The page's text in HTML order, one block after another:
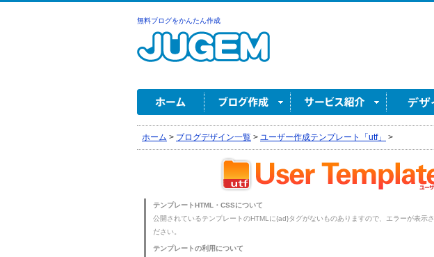
無料ブログをかんたん作成
ホーム > ブログデザイン一覧 > ユーザー作成テンプレート「utf」 >
テンプレートHTML・CSSについて
公開されているテンプレートのHTMLに{ad}タグがないものありますので、エラーが表示
ださい。
テンプレートの利用について